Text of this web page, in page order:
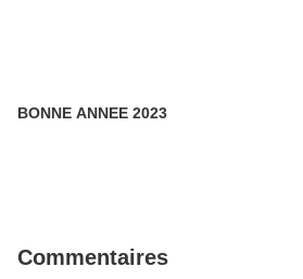
BONNE ANNEE 2023
Commentaires